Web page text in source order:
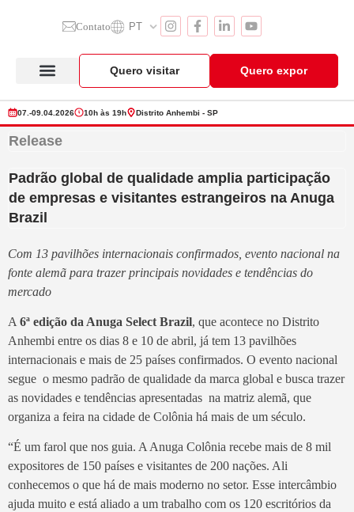
Contato PT
Quero visitar Quero expor
07.-09.04.2026 10h às 19h Distrito Anhembi - SP
Release
Padrão global de qualidade amplia participação
de empresas e visitantes estrangeiros na Anuga
Brazil
Com 13 pavilhões internacionais confirmados, evento nacional na
fonte alemã para trazer principais novidades e tendências do
mercado
A 6ª edição da Anuga Select Brazil, que acontece no Distrito
Anhembi entre os dias 8 e 10 de abril, já tem 13 pavilhões
internacionais e mais de 25 países confirmados. O evento nacional
segue o mesmo padrão de qualidade da marca global e busca trazer
as novidades e tendências apresentadas na matriz alemã, que
organiza a feira na cidade de Colônia há mais de um século.
“É um farol que nos guia. A Anuga Colônia recebe mais de 8 mil
expositores de 150 países e visitantes de 200 nações. Ali
conhecemos o que há de mais moderno no setor. Esse intercâmbio
ajuda muito e está aliado a um trabalho com os 120 escritórios da